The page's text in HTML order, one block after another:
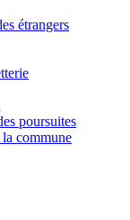
étrangers
poursuites
la commune